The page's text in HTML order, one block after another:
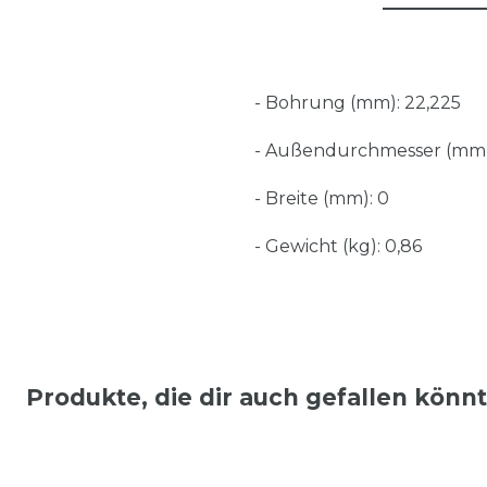
- Bohrung (mm): 22,225
- Außendurchmesser
- Breite (mm): 0
- Gewicht (kg): 0,86
Produkte, die dir auch gefallen